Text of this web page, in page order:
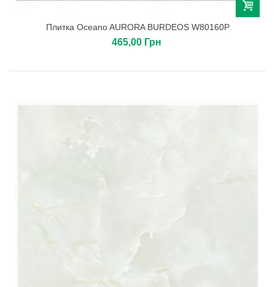
Плитка Oceano AURORA BURDEOS W80160P
465,00 Грн